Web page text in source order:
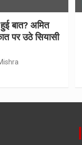
बात? अमित
पर उठे सियासी